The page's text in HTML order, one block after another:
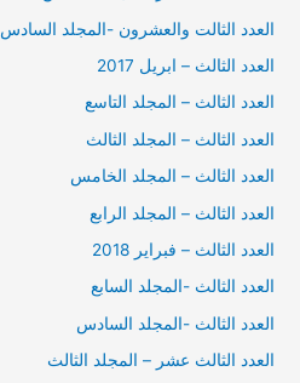
العدد الثالت والعشرون -المجلد السادس
العدد الثالث – ابريل 2017
العدد الثالث – المجلد التاسع
العدد الثالث – المجلد الثالث
العدد الثالث – المجلد الخامس
العدد الثالث – المجلد الرابع
العدد الثالث – فبراير 2018
العدد الثالث -المجلد السابع
العدد الثالث -المجلد السادس
العدد الثالث عشر – المجلد الثالث